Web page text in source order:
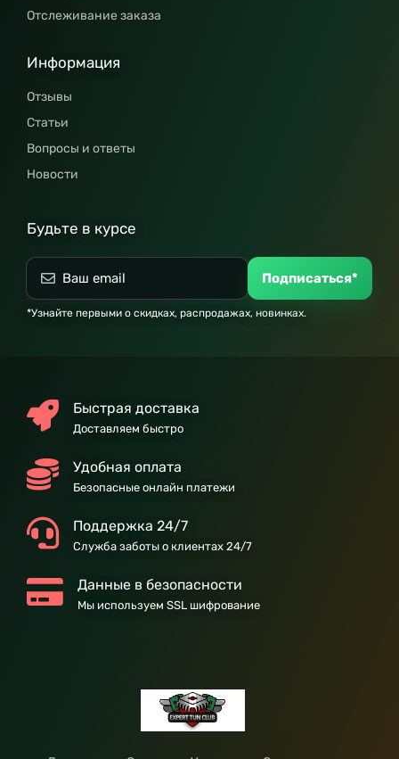
Отслеживание заказа
Информация
Отзывы
Статьи
Вопросы и ответы
Новости
Будьте в курсе
Подписаться*
*Узнайте первыми о скидках, распродажах, новинках.
Быстрая доставка
Доставляем быстро
Удобная оплата
Безопасные онлайн платежи
Поддержка 24/7
Служба заботы о клиентах 24/7
Данные в безопасности
Мы используем SSL шифрование